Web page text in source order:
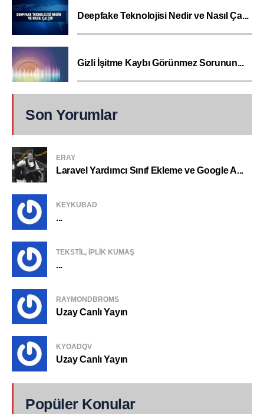
Deepfake Teknolojisi Nedir ve Nasıl Ça...
Gizli İşitme Kaybı Görünmez Sorunun...
Son Yorumlar
ERAY
Laravel Yardımcı Sınıf Ekleme ve Google A...
KEYKUBAD
...
TEKSTIL, IPLIK KUMAŞ
...
RAYMONDBROMS
Uzay Canlı Yayın
KYOADQV
Uzay Canlı Yayın
Popüler Konular